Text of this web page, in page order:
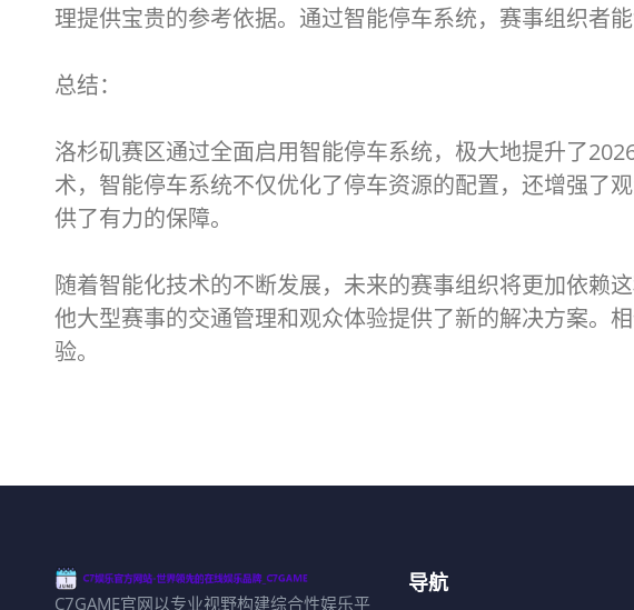
理提供宝贵的参考依据。通过智能停车系统，赛事组织者
总结：
洛杉矶赛区通过全面启用智能停车系统，极大地提升了
术，智能停车系统不仅优化了停车资源的配置，还增强了
供了有力的保障。
随着智能化技术的不断发展，未来的赛事组织将更加依赖
他大型赛事的交通管理和观众体验提供了新的解决方案。
验。
C7GAME官网以专业视野构建综合性娱乐平
导航